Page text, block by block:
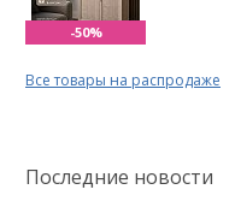
-50%
Все товары на распродаже
Последние новости